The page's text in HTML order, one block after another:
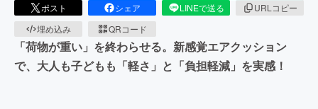
ポスト シェア LINEで送る
URLコピー
埋め込み
QRコード
「荷物が重い」を終わらせる。新感覚エアクッション
で、大人も子どもも「軽さ」と「負担軽減」を実感！